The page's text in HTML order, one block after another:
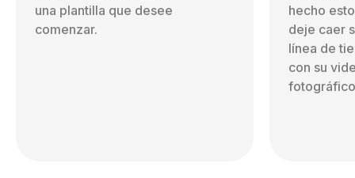
una plantilla que desee
comenzar.
hecho
deje caer
línea de
con su